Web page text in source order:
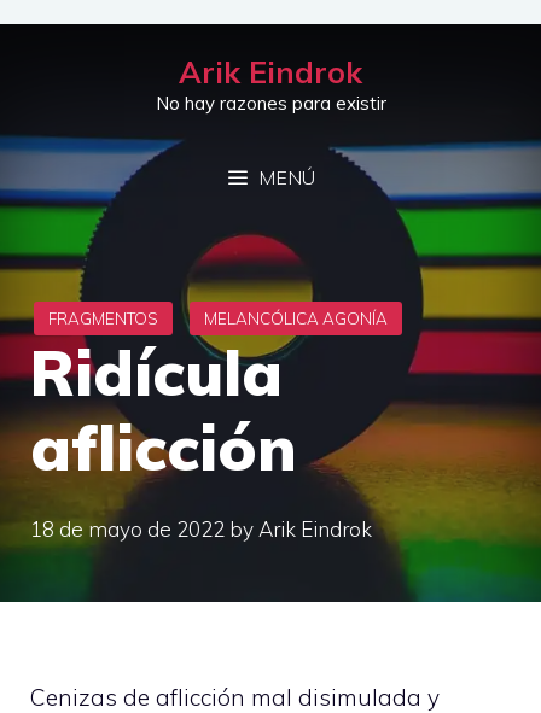
Saltar
Arik Eindrok
No hay razones para existir
MENÚ
Ridícula
aflicción
18 de mayo de 2022 by Arik Eindrok
Cenizas de aflicción mal disimulada y